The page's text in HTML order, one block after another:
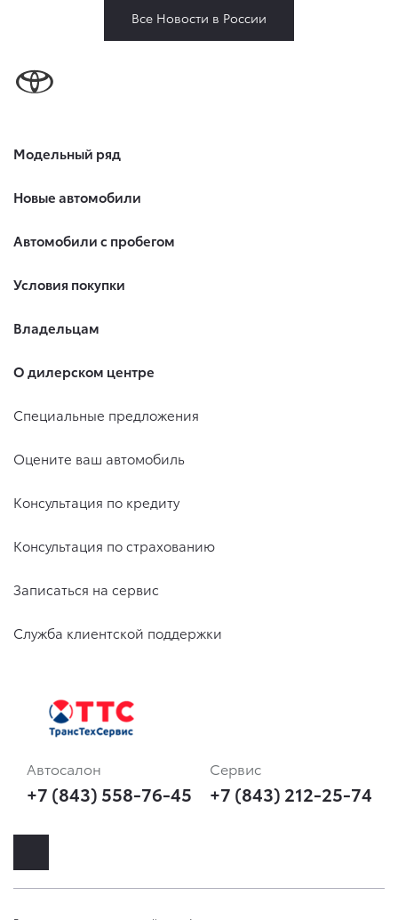
Все Новости в России
Модельный ряд
Новые автомобили
Автомобили с пробегом
Условия покупки
Владельцам
О дилерском центре
Специальные предложения
Оцените ваш автомобиль
Консультация по кредиту
Консультация по страхованию
Записаться на сервис
Служба клиентской поддержки
Автосалон
+7 (843) 558-76-45
Сервис
+7 (843) 212-25-74